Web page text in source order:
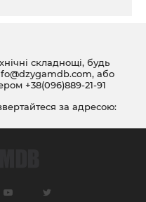
складнощі, будь
, або
+38(096)889-21-91
за адресою: